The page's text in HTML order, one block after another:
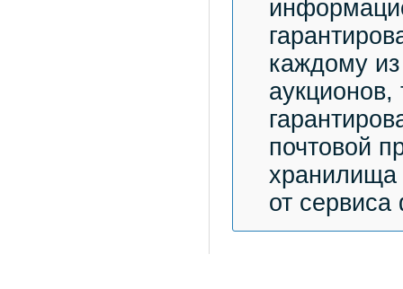
каждому
почтовой
хранилища
от сервиса